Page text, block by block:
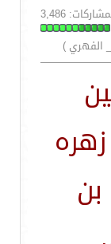
3,486
الفهري )